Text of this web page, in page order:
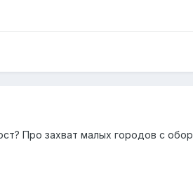
Про захват малых городов с